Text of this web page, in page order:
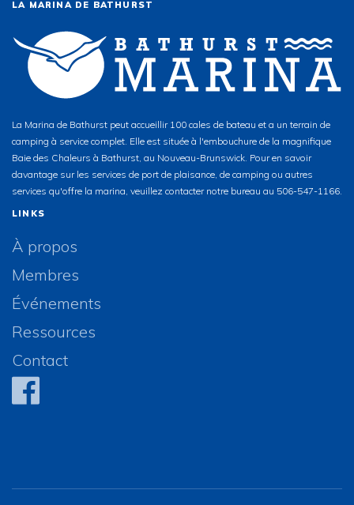
LA MARINA DE BATHURST
La Marina de Bathurst peut accueillir 100 cales de bateau et a un terrain de
camping à service complet. Elle est située à l'embouchure de la magnifique
Baie des Chaleurs à Bathurst, au Nouveau-Brunswick. Pour en savoir
davantage sur les services de port de plaisance, de camping ou autres
services qu'offre la marina, veuillez contacter notre bureau au 506-547-1166.
LINKS
À propos
Membres
Événements
Ressources
Contact